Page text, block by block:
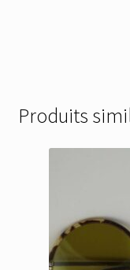
Produits